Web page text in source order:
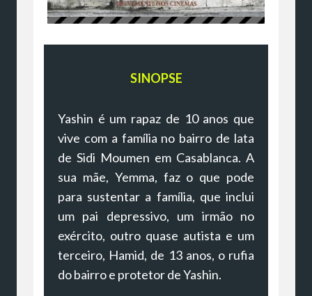
SINOPSE
Yashin é um rapaz de 10 anos que
vive com a família no bairro de lata
de Sidi Moumen em Casablanca. A
sua mãe, Yemma, faz o que pode
para sustentar a família, que inclui
um pai depressivo, um irmão no
exército, outro quase autista e um
terceiro, Hamid, de 13 anos, o rufia
do bairro e protetor de Yashin.